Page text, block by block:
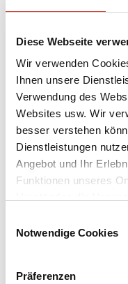
Diese Webseite
Wir verwenden
Ihnen unsere
Verwendung des
Websites usw. Wir
besser verstehen
Dienstleistungen
Angebot und Ihr
Funktionen unseres
Notwendige Cookies
Präferenzen
€